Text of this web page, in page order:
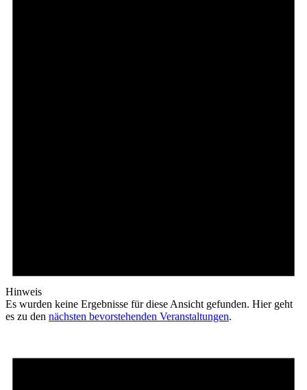
Hinweis
Es wurden keine Ergebnisse für diese Ansicht gefunden. Hier geht
es zu den nächsten bevorstehenden Veranstaltungen.